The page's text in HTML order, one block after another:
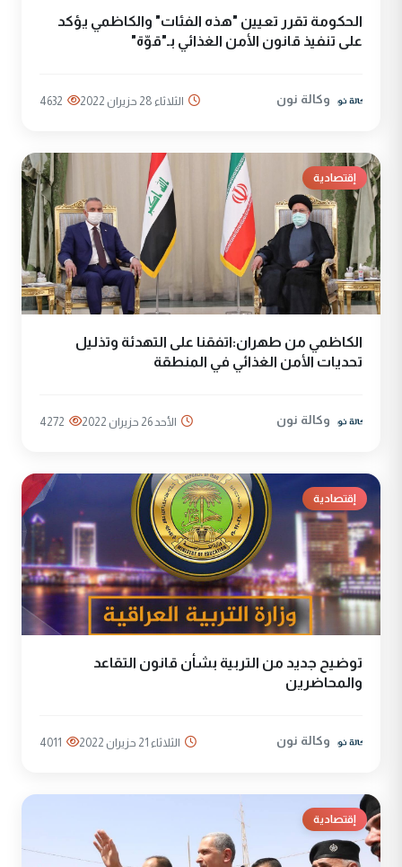
الحكومة تقرر تعيين "هذه الفئات" والكاظمي يؤكد
على تنفيذ قانون الأمن الغذائي بـ"قوّة"
وكالة نون الثلاثاء 28 حزيران 2022 4632
إقتصادية
الكاظمي من طهران:اتفقنا على التهدئة وتذليل
تحديات الأمن الغذائي في المنطقة
وكالة نون الأحد 26 حزيران 2022 4272
إقتصادية
توضيح جديد من التربية بشأن قانون التقاعد
والمحاضرين
وكالة نون الثلاثاء 21 حزيران 2022 4011
إقتصادية